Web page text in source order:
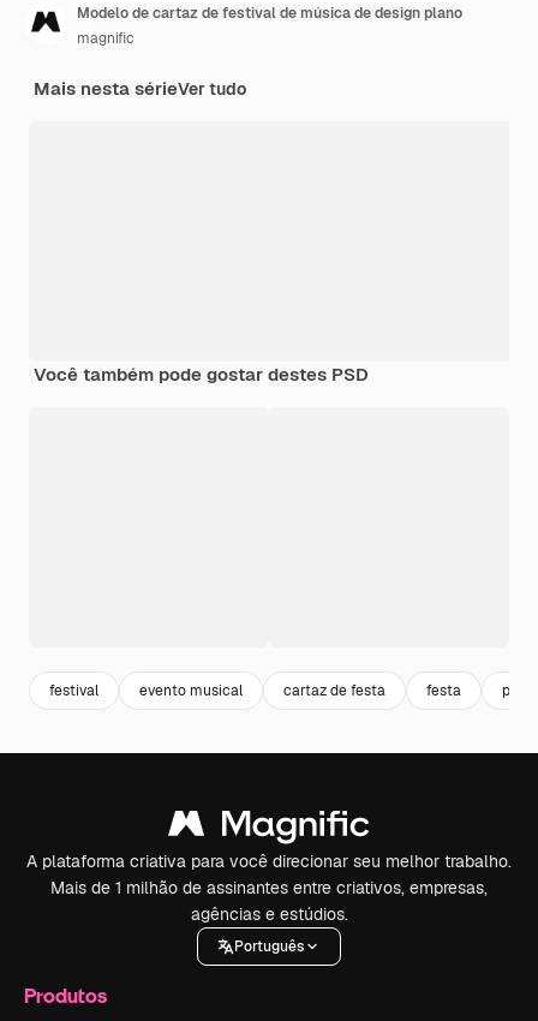
Modelo de cartaz de festival de música de design plano
magnific
Mais nesta sérieVer tudo
Você também pode gostar destes PSD
festival evento musical cartaz de festa festa
A plataforma criativa para você direcionar seu melhor trabalho.
Mais de 1 milhão de assinantes entre criativos, empresas,
agências e estúdios.
Português
Produtos